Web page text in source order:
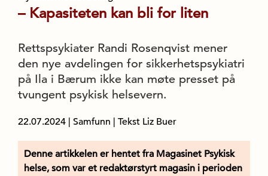
– Kapasiteten kan bli for liten
Rettspsykiater Randi Rosenqvist mener
den nye avdelingen for sikker­hetspsykiatri
på Ila i Bærum ikke kan møte presset på
tvungent psykisk helsevern.
22.07.2024 Samfunn | Tekst Liz Buer
Denne artikkelen er hentet fra Magasinet Psykisk
helse, som var et redaktørstyrt magasin i perioden